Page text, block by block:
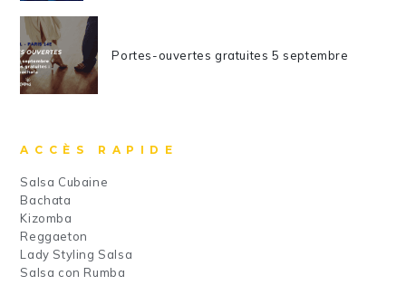
Portes-ouvertes gratuites 5 septembre
ACCÈS RAPIDE
Salsa Cubaine
Bachata
Kizomba
Reggaeton
Lady Styling Salsa
Salsa con Rumba